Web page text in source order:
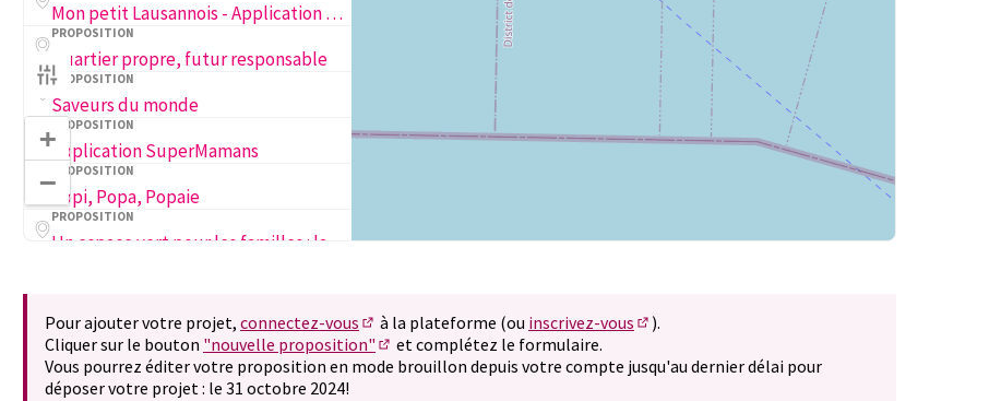
Mon petit Lausannois - Application Mobile des Adresses Lausannoises pour les Familles
PROPOSITION
Quartier propre, futur responsable
PROPOSITION
Saveurs du monde
PROPOSITION
Application SuperMamans
PROPOSITION
Popi, Popa, Popaie
PROPOSITION
2ème Grande Rencontre des parentalités queer, féministes et complices
ACCEPTED
+
−
Pour ajouter votre projet, connectez-vous
(S'ouvre dans un nouvel onglet)
à la plateforme (ou inscrivez-vous
(S'ouvre dans un nouvel onglet)
).
Cliquer sur le bouton "nouvelle proposition"
(S'ouvre dans un nouvel onglet)
et complétez le formulaire.
Vous pourrez éditer votre proposition en mode brouillon depuis votre compte jusqu'au dernier délai pour
déposer votre projet : le 31 octobre 2024!